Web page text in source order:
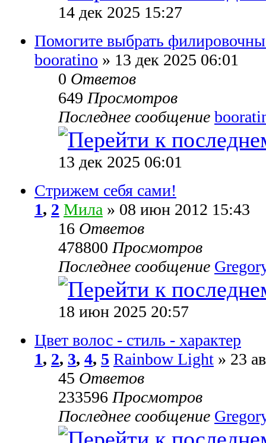
14 дек 2025 15:27
Помогите выбрать
booratino » 13 дек 2025 06:01
0 Ответов
649Просмотров
Последнее сообщение
13 дек 2025 06:01
Стрижем себя сами!
1, 2 Мила » 08 июн 2012 15:43
16 Ответов
478800Просмотров
Последнее сообщение
18 июн 2025 20:57
Цвет волос - стиль - характер
1, 2, 3, 4, 5 Rainbow Light » 23
45 Ответов
233596Просмотров
Последнее сообщение